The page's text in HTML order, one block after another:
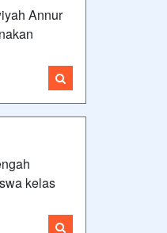
Annur
kelas